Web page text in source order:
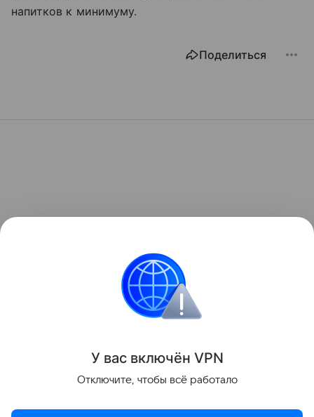
напитков к минимуму.
Поделиться
У вас включён VPN
Отключите, чтобы всё работало